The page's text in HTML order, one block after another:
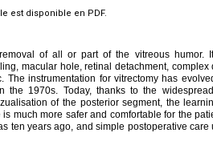
est disponible en PDF.
of all or part of the vitreous
macular hole, retinal detachment,
The instrumentation for vitrectomy has
the 1970s. Today, thanks to the
of the posterior segment, the
much more safer and comfortable for the
ten years ago, and simple postoperative